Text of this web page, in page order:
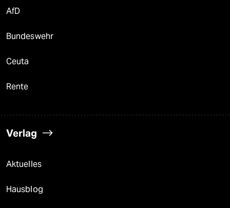
AfD
Bundeswehr
Ceuta
Rente
Verlag
Aktuelles
Hausblog